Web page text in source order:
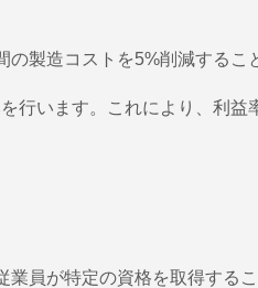
製造コストを5%削減するこ
います。これにより、利
員が特定の資格を取得する